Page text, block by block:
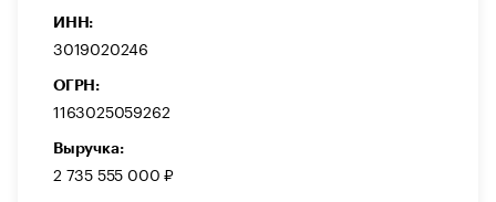
ИНН:
3019020246
ОГРН:
1163025059262
Выручка:
2 735 555 000 ₽